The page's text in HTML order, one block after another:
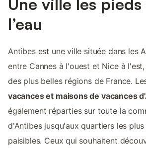
l’eau
Antibes est une ville située dans les
entre Cannes à l'ouest et Nice à
des plus belles régions de France.
vacances et maisons de vacances
également réparties sur toute la
d'Antibes jusqu'aux quartiers les
paisibles. Ceux qui souhaitent